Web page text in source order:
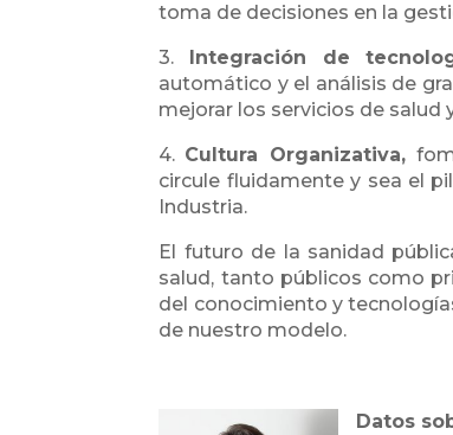
toma de decisiones en la
3.
Integración de
automático y el análisis de
mejorar los servicios de salud
4. Cultura Organizativa,
circule fluidamente y sea el
Industria.
El futuro de la sanidad
salud, tanto públicos como
del conocimiento y
de nuestro modelo.
Datos